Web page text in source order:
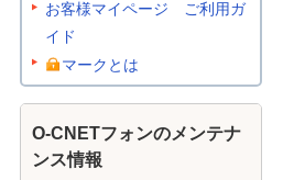
お客様マイページ ご利用ガ
イド
マークとは
O-CNETフォンのメンテナ
ンス情報